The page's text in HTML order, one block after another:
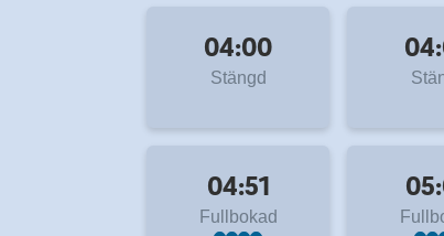
04:00
Stängd
04:51
Fullbokad